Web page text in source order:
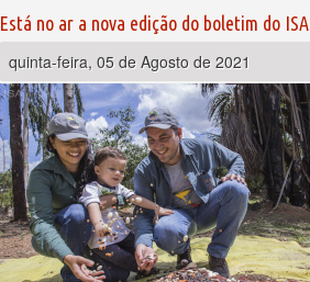
Está no ar a nova edição do boletim do ISA
quinta-feira, 05 de Agosto de 2021